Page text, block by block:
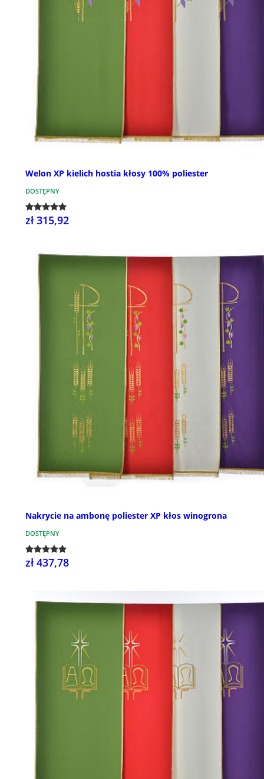
Welon XP kielich hostia kłosy 100% poliester
DOSTĘPNY
zł 315,92
Nakrycie na ambonę poliester XP kłos winogrona
DOSTĘPNY
zł 437,78